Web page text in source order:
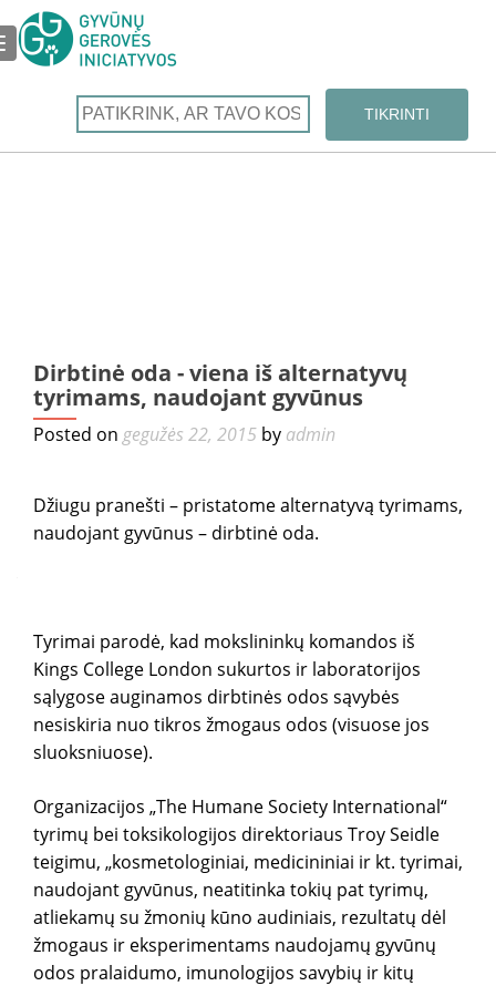
NAVIGATION
Dirbtinė oda - viena iš alternatyvų
tyrimams, naudojant gyvūnus
Posted on gegužės 22, 2015 by admin
Džiugu pranešti – pristatome alternatyvą tyrimams,
naudojant gyvūnus – dirbtinė oda.
Tyrimai parodė, kad mokslininkų komandos iš
Kings College London sukurtos ir laboratorijos
sąlygose auginamos dirbtinės odos sąvybės
nesiskiria nuo tikros žmogaus odos (visuose jos
sluoksniuose).
Organizacijos „The Humane Society International“
tyrimų bei toksikologijos direktoriaus Troy Seidle
teigimu, „kosmetologiniai, medicininiai ir kt. tyrimai,
naudojant gyvūnus, neatitinka tokių pat tyrimų,
atliekamų su žmonių kūno audiniais, rezultatų dėl
žmogaus ir eksperimentams naudojamų gyvūnų
odos pralaidumo, imunologijos savybių ir kitų